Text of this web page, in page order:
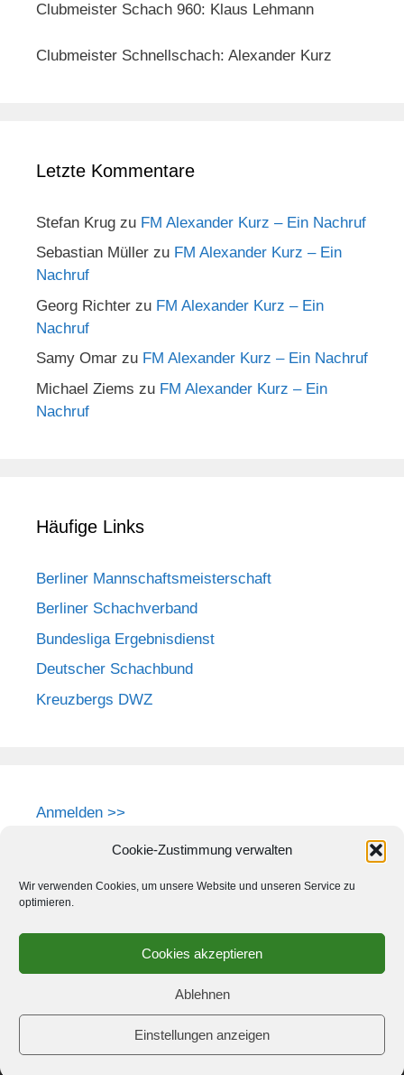
Cookie-Zustimmung verwalten
Wir verwenden Cookies, um unsere Website und unseren Service zu
optimieren.
Cookies akzeptieren
Ablehnen
Einstellungen anzeigen
Clubmeister Schach 960: Klaus Lehmann
Clubmeister Schnellschach: Alexander Kurz
Letzte Kommentare
Stefan Krug zu FM Alexander Kurz – Ein Nachruf
Sebastian Müller zu FM Alexander Kurz – Ein
Nachruf
Georg Richter zu FM Alexander Kurz – Ein
Nachruf
Samy Omar zu FM Alexander Kurz – Ein Nachruf
Michael Ziems zu FM Alexander Kurz – Ein
Nachruf
Häufige Links
Berliner Mannschaftsmeisterschaft
Berliner Schachverband
Bundesliga Ergebnisdienst
Deutscher Schachbund
Kreuzbergs DWZ
Anmelden >>
© 2026 Schach-Club Kreuzberg e.V. GeneratePress